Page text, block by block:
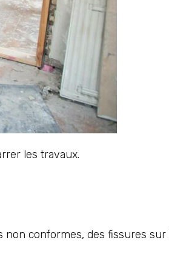
les travaux.
conformes, des fissures sur